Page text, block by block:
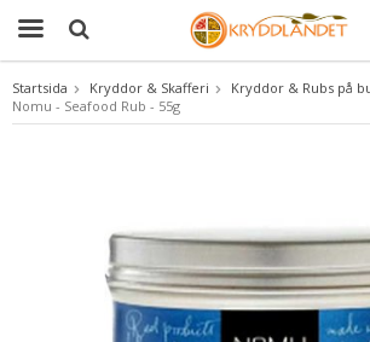
Produkten har blivit tillagd i
Startsida Kryddor & Skafferi
Kryddor & Rubs på
Nomu - Seafood Rub - 55g